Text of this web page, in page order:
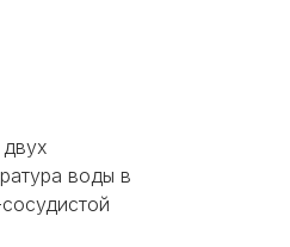
воды в